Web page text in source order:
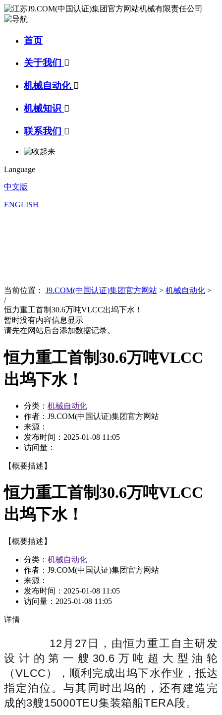
首页
关于我们 
机械自动化 
机械知识 
联系我们 
Language
中文版
ENGLISH
当前位置： J9.COM(中国认证)集团官方网站 > 机械自动化 >
/
恒力重工首制30.6万吨VLCC出坞下水！
暂时没有内容信息显示
请先在网站后台添加数据记录。
恒力重工首制30.6万吨VLCC
出坞下水！
分类： 机械自动化
作者：J9.COM(中国认证)集团官方网站
来源：
发布时间： 2025-01-08 11:05
访问量：
【概要描述】
恒力重工首制30.6万吨VLCC
出坞下水！
【概要描述】
分类： 机械自动化
作者：J9.COM(中国认证)集团官方网站
来源：
发布时间： 2025-01-08 11:05
访问量： 2025-01-08 11:05
详情
12月27日，由恒力重工自主研发
设计的第一艘30.6万吨超大型油轮
（VLCC），顺利完成出坞下水作业，抵达
指定泊位。与其同时出坞的，还有建造完
成的3艘15000TEU集装箱船TERA段。